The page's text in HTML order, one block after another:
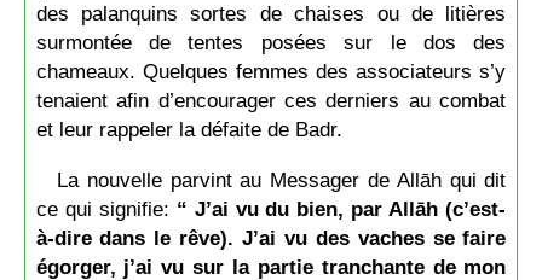
des palanquins sortes de chaises ou de litières
surmontée de tentes posées sur le dos des
chameaux. Quelques femmes des associateurs s’y
tenaient afin d’encourager ces derniers au combat
et leur rappeler la défaite de Badr.
La nouvelle parvint au Messager de Allāh qui dit
ce qui signifie: “ J’ai vu du bien, par Allāh (c’est-
à-dire dans le rêve). J’ai vu des vaches se faire
égorger, j’ai vu sur la partie tranchante de mon